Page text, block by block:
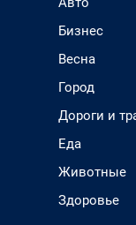
Бизнес
Весна
Город
Дороги и
Еда
Животные
Здоровье